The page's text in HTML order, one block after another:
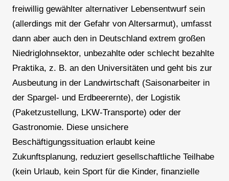
freiwillig gewählter alternativer Lebensentwurf sein
(allerdings mit der Gefahr von Altersarmut), umfasst
dann aber auch den in Deutschland extrem großen
Niedriglohnsektor, unbezahlte oder schlecht bezahlte
Praktika, z. B. an den Universitäten und geht bis zur
Ausbeutung in der Landwirtschaft (Saisonarbeiter in
der Spargel- und Erdbeerernte), der Logistik
(Paketzustellung, LKW-Transporte) oder der
Gastronomie. Diese unsichere
Beschäftigungssituation erlaubt keine
Zukunftsplanung, reduziert gesellschaftliche Teilhabe
(kein Urlaub, kein Sport für die Kinder, finanzielle